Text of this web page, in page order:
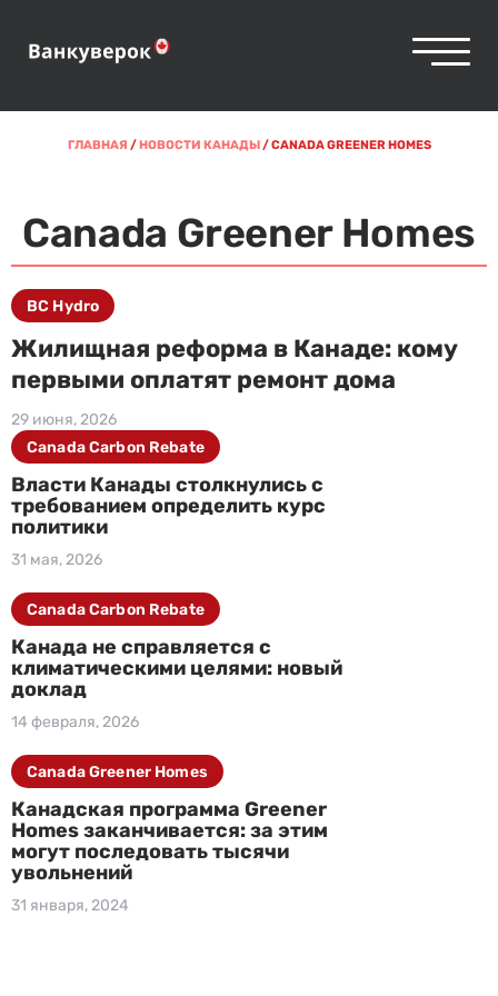
ГЛАВНАЯ /НОВОСТИ КАНАДЫ/CANADA GREENER HOMES
Canada Greener Homes
Жилищная реформа в Канаде: кому
первыми оплатят ремонт дома
29 июня, 2026
BC Hydro
Власти Канады столкнулись с
требованием определить курс
политики
31 мая, 2026
Canada Carbon Rebate
Канада не справляется с
климатическими целями: новый
доклад
14 февраля, 2026
Canada Carbon Rebate
Канадская программа Greener
Homes заканчивается: за этим
могут последовать тысячи
увольнений
31 января, 2024
Canada Greener Homes